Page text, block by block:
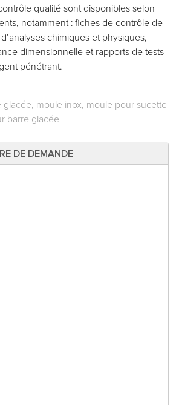
qualité sont disponibles selon
notamment : fiches de contrôle de
chimiques et physiques,
dimensionnelle et rapports de tests
pénétrant.
glacée, moule inox, moule pour sucette
barre glacée
DE DEMANDE